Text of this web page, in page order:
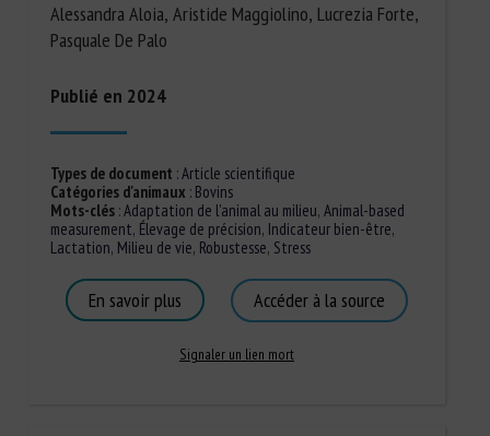
Alessandra Aloia, Aristide Maggiolino, Lucrezia Forte,
Pasquale De Palo
Publié en 2024
Types de document :Article scientifique
Catégories d'animaux : Bovins
Mots-clés:Adaptation de l'animal au milieu, Animal-based
measurement, Élevage de précision, Indicateur bien-être,
Lactation, Milieu de vie, Robustesse, Stress
En savoir plus Accéder à la source
Signaler un lien mort